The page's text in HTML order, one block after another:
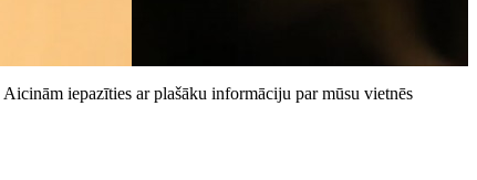
iepazīties ar plašāku informāciju par mūsu vietnēs